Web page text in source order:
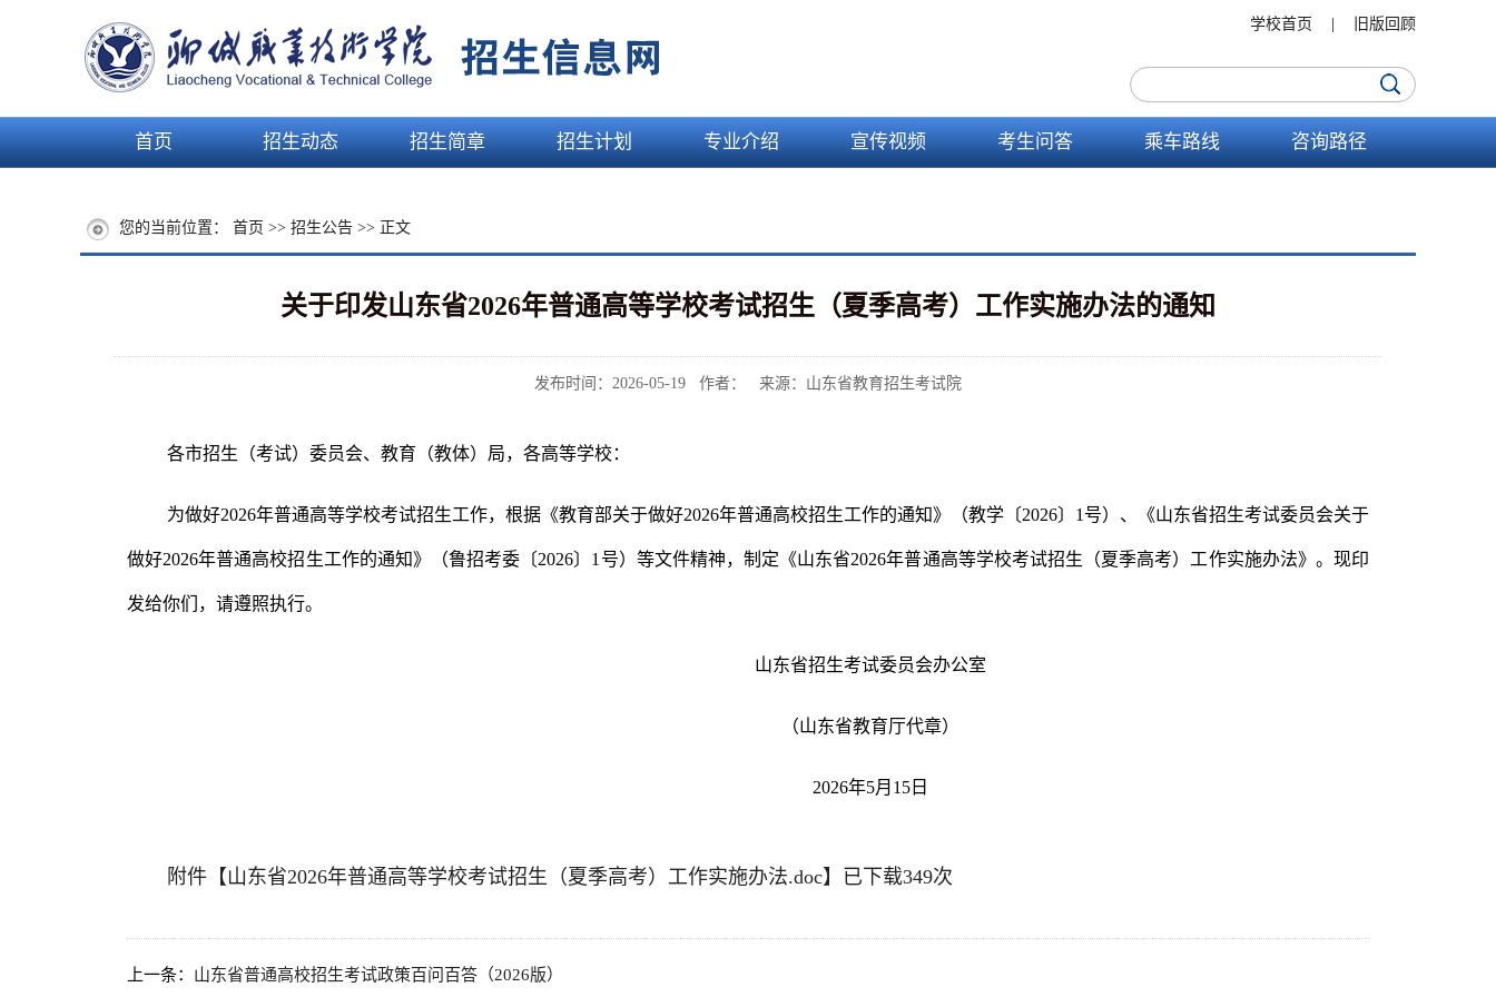
学校首页 旧版回顾
首页 招生动态 招生简章 招生计划 专业介绍 宣传视频 考生问答 乘车路线 咨询路径
您的当前位置： 首页 >> 招生公告 >> 正文
关于印发山东省2026年普通高等学校考试招生（夏季高考）工作实施办法的通知
发布时间：2026-05-19 作者： 来源：山东省教育招生考试院
各市招生（考试）委员会、教育（教体）局，各高等学校：
为做好2026年普通高等学校考试招生工作，根据《教育部关于做好2026年普通高校招生工作的通知》（教学〔2026〕1号）、《山东省招生考试委员会关于
做好2026年普通高校招生工作的通知》（鲁招考委〔2026〕1号）等文件精神，制定《山东省2026年普通高等学校考试招生（夏季高考）工作实施办法》。现印
发给你们，请遵照执行。
山东省招生考试委员会办公室
（山东省教育厅代章）
2026年5月15 日
附件【 山东省2026年普通高等学校考试招生（夏季高考）工作实施办法.doc】已下载349次
上一条： 山东省普通高校招生考试政策百问百答（2026版）